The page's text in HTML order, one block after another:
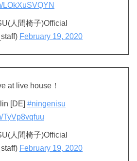
LOkXuSVQYN
人間椅子)Official
February 19, 2020
at live house！
[DE] #ningenisu
TyVp8vqfuu
人間椅子)Official
February 19, 2020